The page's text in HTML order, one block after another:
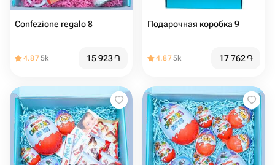
Confezione regalo 8
4.875k 15 923֏
Подарочная коробка 9
4.875k 17 762֏